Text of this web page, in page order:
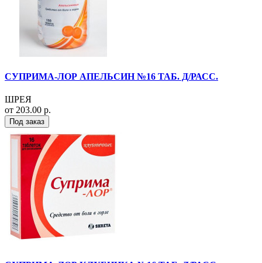
СУПРИМА-ЛОР АПЕЛЬСИН №16 ТАБ. Д/РАСС.
ШРЕЯ
от 203.00 р.
Под заказ